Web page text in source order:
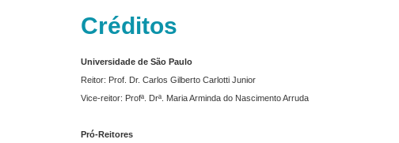
Créditos
Universidade de São Paulo
Reitor: Prof. Dr. Carlos Gilberto Carlotti Junior
Vice-reitor: Profª. Drª. Maria Arminda do Nascimento Arruda
Pró-Reitores